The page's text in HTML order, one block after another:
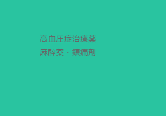
高血圧症治療薬
麻酔薬・鎮痛剤